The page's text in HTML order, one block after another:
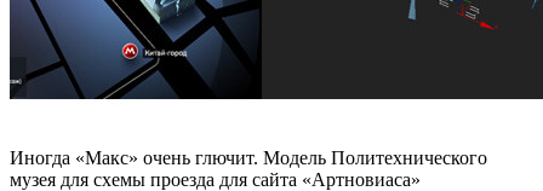
Иногда «Макс» очень глючит. Модель Политехнического
музея для схемы проезда для сайта «Артновиаса»